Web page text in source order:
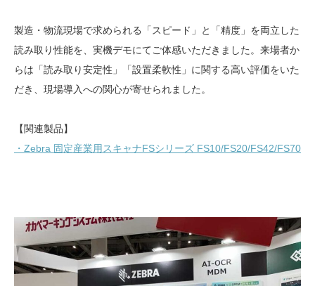
製造・物流現場で求められる「スピード」と「精度」を両立した
読み取り性能を、実機デモにてご体感いただきました。来場者か
らは「読み取り安定性」「設置柔軟性」に関する高い評価をいた
だき、現場導入への関心が寄せられました。
【関連製品】
・Zebra 固定産業用スキャナFSシリーズ FS10/FS20/FS42/FS70